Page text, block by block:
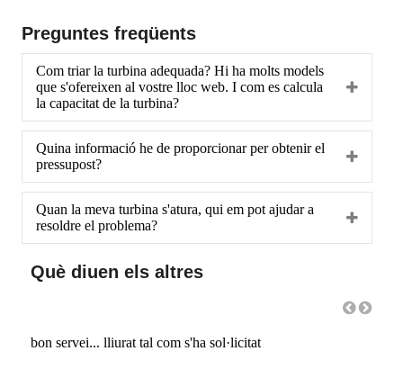
Preguntes freqüents
Com triar la turbina adequada? Hi ha molts models
que s'ofereixen al vostre lloc web. I com es calcula
la capacitat de la turbina?
Quina informació he de proporcionar per obtenir el
pressupost?
Quan la meva turbina s'atura, qui em pot ajudar a
resoldre el problema?
Què diuen els altres
bon servei... lliurat tal com s'ha sol·licitat